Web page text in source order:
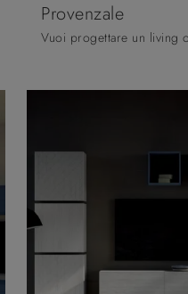
Provenzale